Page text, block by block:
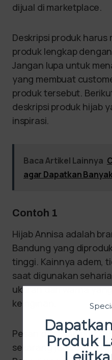
dijual di marketplace.
Deskripsi produk
produk lengkap
Jangan lupa untuk
yang membuat
produk tersebut.
deskripsi produk hijab
inspirasi.
Baca Artikel Lainnya
agar Dapatkan
Contoh 1
Hijab Annisa adalah
Bandung yang
tinggi. Kainnya adem,
saat digunakan
ukuran dan warna
keinginan.
Pesan di bawah pukul
sekarang juga dan
Produk